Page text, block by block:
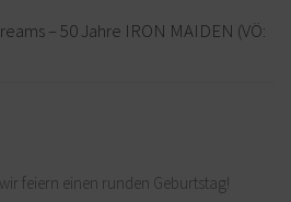
– 50 Jahre IRON MAIDEN (VÖ:
feiern einen runden Geburtstag!